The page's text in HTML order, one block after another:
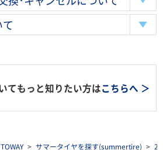
てもっと知りたい方はこちらへ ＞
> サマータイヤを探す(summertire) >